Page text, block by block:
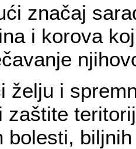
značaj
i korova
želju i
zaštite
bolesti,